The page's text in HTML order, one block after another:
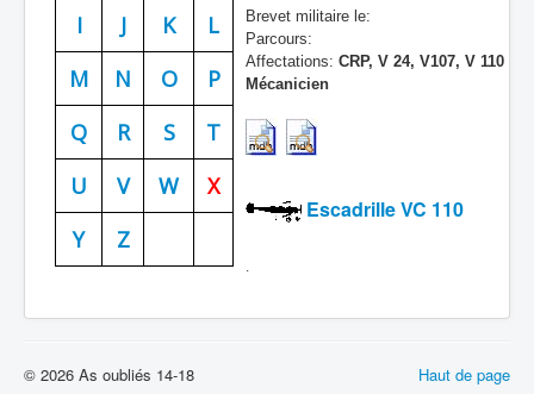
Formation
Doctrines
Batailles
Cahiers des As
I
J K
L
M
N O
P
Q
R S
T
U
V W
X
Y
Z
Brevet militaire le:
Parcours:
Affectations: CRP, V 24, V107, V 110
Mécanicien
Escadrille VC 110
.
Haut de page
© 2026 As oubliés 14-18